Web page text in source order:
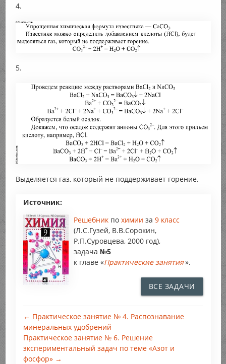
4.
5.
Выделяется газ, который не поддерживает горение.
Источник:
Решебник по химии за 9 класс
(Л.С.Гузей, В.В.Сорокин,
Р.П.Суровцева, 2000 год),
задача №5
к главе «Практические занятия».
ВСЕ ЗАДАЧИ
← Практическое занятие № 4. Распознавание
минеральных удобрений
Практическое занятие № 6. Решение
экспериментальный задач по теме «Азот и
фосфор» →